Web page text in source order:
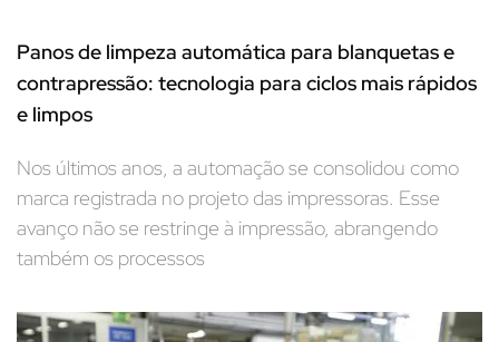
Panos de limpeza automática para blanquetas e
contrapressão: tecnologia para ciclos mais rápidos
e limpos
Nos últimos anos, a automação se consolidou como
marca registrada no projeto das impressoras. Esse
avanço não se restringe à impressão, abrangendo
também os processos